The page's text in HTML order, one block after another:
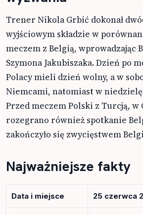
Trener Nikola Grbić dokonał
wyjściowym składzie w
meczem z Belgią, wprowadzając
Szymona Jakubiszaka. Dzień po
Polacy mieli dzień wolny, a w
Niemcami, natomiast w
Przed meczem Polski z Turcją,
rozegrano również spotkanie
zakończyło się zwycięstwem
Najważniejsze fakty
Data i miejsce 25 czerwca